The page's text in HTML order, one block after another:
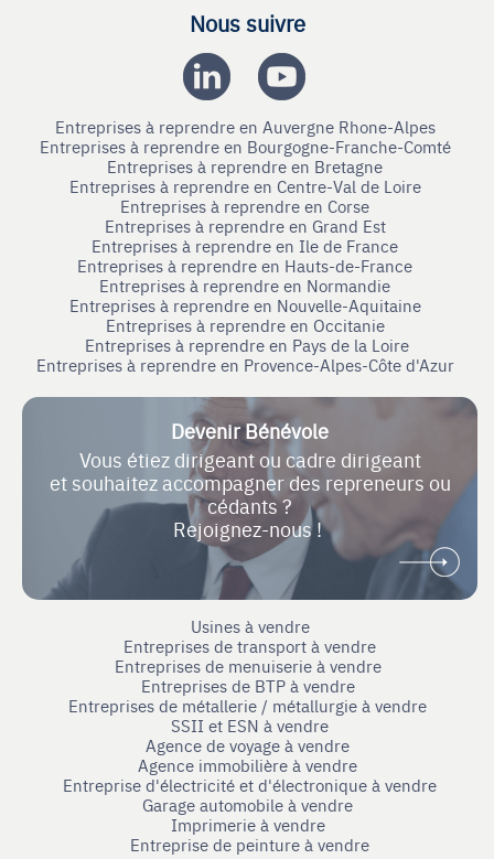
Nous suivre
Entreprises à reprendre en Auvergne Rhone-Alpes
Entreprises à reprendre en Bourgogne-Franche-Comté
Entreprises à reprendre en Bretagne
Entreprises à reprendre en Centre-Val de Loire
Entreprises à reprendre en Corse
Entreprises à reprendre en Grand Est
Entreprises à reprendre en Ile de France
Entreprises à reprendre en Hauts-de-France
Entreprises à reprendre en Normandie
Entreprises à reprendre en Nouvelle-Aquitaine
Entreprises à reprendre en Occitanie
Entreprises à reprendre en Pays de la Loire
Entreprises à reprendre en Provence-Alpes-Côte d'Azur
Devenir Bénévole
Vous étiez dirigeant ou cadre dirigeant
et souhaitez accompagner des repreneurs ou
cédants ?
Rejoignez-nous !
Usines à vendre
Entreprises de transport à vendre
Entreprises de menuiserie à vendre
Entreprises de BTP à vendre
Entreprises de métallerie / métallurgie à vendre
SSII et ESN à vendre
Agence de voyage à vendre
Agence immobilière à vendre
Entreprise d'électricité et d'électronique à vendre
Garage automobile à vendre
Imprimerie à vendre
Entreprise de peinture à vendre